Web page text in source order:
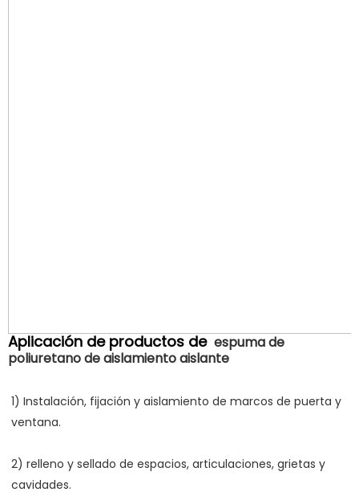
Aplicación de productos de espuma de
poliuretano de aislamiento aislante
1) Instalación, fijación y aislamiento de marcos de puerta y
2) relleno y sellado de espacios, articulaciones, grietas y